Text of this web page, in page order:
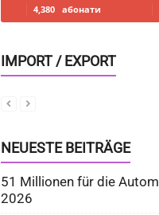
4,380 абонати
IMPORT / EXPORT
NEUESTE BEITRÄGE
51 Millionen für die
2026